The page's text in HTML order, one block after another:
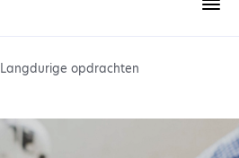
Langdurige opdrachten